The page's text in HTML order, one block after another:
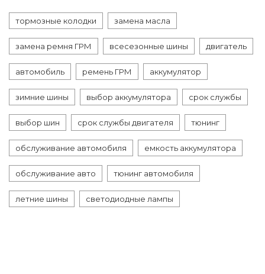
тормозные колодки замена масла
замена ремня ГРМ всесезонные шины двигатель
автомобиль ремень ГРМ аккумулятор
зимние шины выбор аккумулятора срок службы
выбор шин срок службы двигателя тюнинг
обслуживание автомобиля емкость аккумулятора
обслуживание авто тюнинг автомобиля
летние шины светодиодные лампы